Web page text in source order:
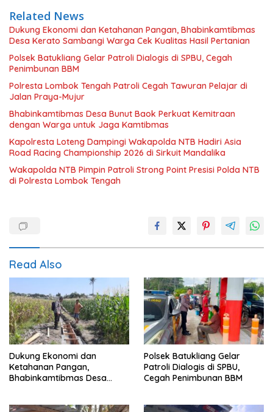
Related News
Dukung Ekonomi dan Ketahanan Pangan, Bhabinkamtibmas
Desa Kerato Sambangi Warga Cek Kualitas Hasil Pertanian
Polsek Batukliang Gelar Patroli Dialogis di SPBU, Cegah
Penimbunan BBM
Polresta Lombok Tengah Patroli Cegah Tawuran Pelajar di
Jalan Praya-Mujur
Bhabinkamtibmas Desa Bunut Baok Perkuat Kemitraan
dengan Warga untuk Jaga Kamtibmas
Kapolresta Loteng Dampingi Wakapolda NTB Hadiri Asia
Road Racing Championship 2026 di Sirkuit Mandalika
Wakapolda NTB Pimpin Patroli Strong Point Presisi Polda NTB
di Polresta Lombok Tengah
Read Also
Dukung Ekonomi dan
Ketahanan Pangan,
Bhabinkamtibmas Desa
Polsek Batukliang Gelar
Patroli Dialogis di SPBU,
Cegah Penimbunan BBM